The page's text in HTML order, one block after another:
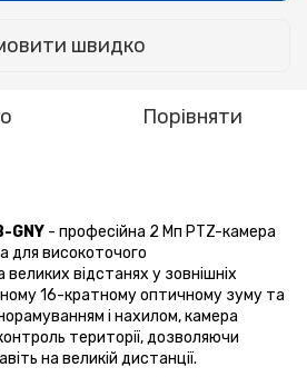
швидко
Порівняти
GNY - професійна 2 Мп PTZ-камера
для високоточого
відстанях у зовнішніх
16-кратному оптичному зуму та
і нахилом, камера
території, дозволяючи
на великій дистанції.